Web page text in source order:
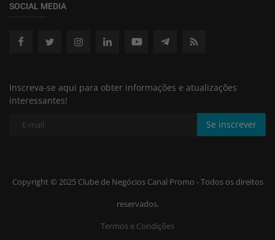
SOCIAL MEDIA
Inscreva-se aqui para obter informações e atualizações
interessantes!
Se inscrever
Copyright © 2025 Clube de Negócios Canal Promo - Todos os direitos
reservados.
Termos e Condições